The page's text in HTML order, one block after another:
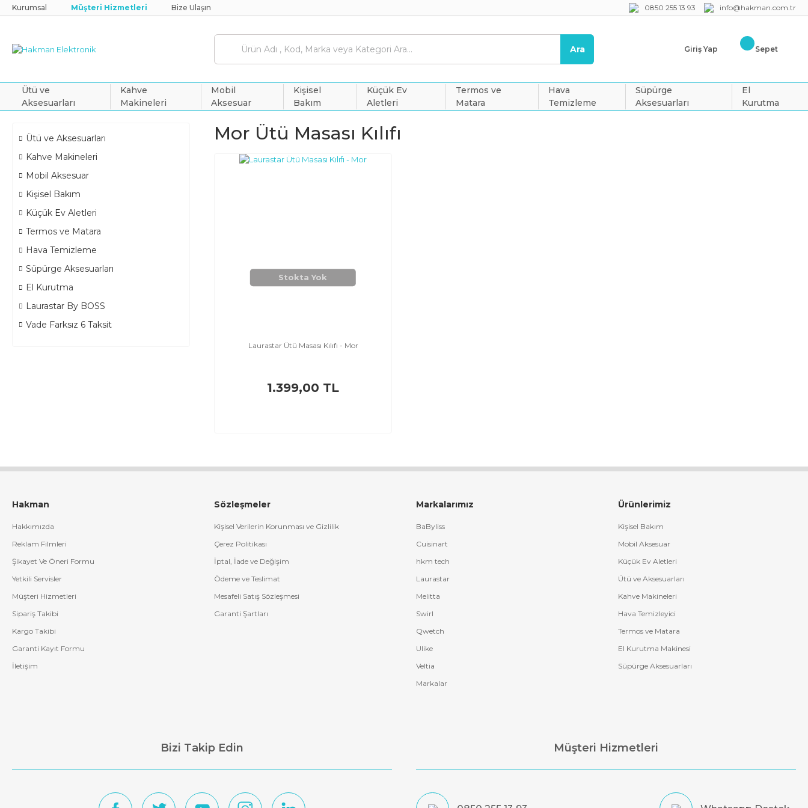
Kurumsal Müşteri Hizmetleri Bize Ulaşın 0850 255 13 93 info@hakman.com.tr
Ara Giriş Yap Sepet
Ütü ve
Aksesuarları
Kahve
Makineleri
Mobil
Aksesuar
Kişisel
Bakım
Küçük Ev
Aletleri
Termos ve
Matara
Hava
Temizleme
Süpürge
Aksesuarları
El
Kurutma
Ütü ve Aksesuarları
Kahve Makineleri
Mobil Aksesuar
Kişisel Bakım
Küçük Ev Aletleri
Termos ve Matara
Hava Temizleme
Süpürge Aksesuarları
El Kurutma
Laurastar By BOSS
Vade Farksız 6 Taksit
Mor Ütü Masası Kılıfı
Stokta Yok
Laurastar Ütü Masası Kılıfı - Mor
1.399,00 TL
Hakman
Hakkımızda
Reklam Filmleri
Şikayet Ve Öneri Formu
Yetkili Servisler
Müşteri Hizmetleri
Sipariş Takibi
Kargo Takibi
Garanti Kayıt Formu
İletişim
Sözleşmeler
Kişisel Verilerin Korunması ve Gizlilik
Çerez Politikası
İptal, İade ve Değişim
Ödeme ve Teslimat
Mesafeli Satış Sözleşmesi
Garanti Şartları
Markalarımız
BaByliss
Cuisinart
hkm tech
Laurastar
Melitta
Swirl
Qwetch
Ulike
Veltia
Markalar
Ürünlerimiz
Kişisel Bakım
Mobil Aksesuar
Küçük Ev Aletleri
Ütü ve Aksesuarları
Kahve Makineleri
Hava Temizleyici
Termos ve Matara
El Kurutma Makinesi
Süpürge Aksesuarları
Bizi Takip Edin Müşteri Hizmetleri